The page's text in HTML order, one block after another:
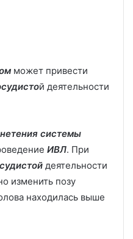
может привести
й деятельности
системы
ИВЛ. При
деятельности
изменить позу
находилась выше